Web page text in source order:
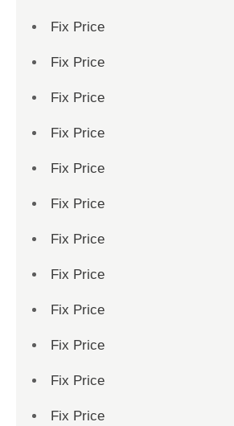
Fix Price
Fix Price
Fix Price
Fix Price
Fix Price
Fix Price
Fix Price
Fix Price
Fix Price
Fix Price
Fix Price
Fix Price